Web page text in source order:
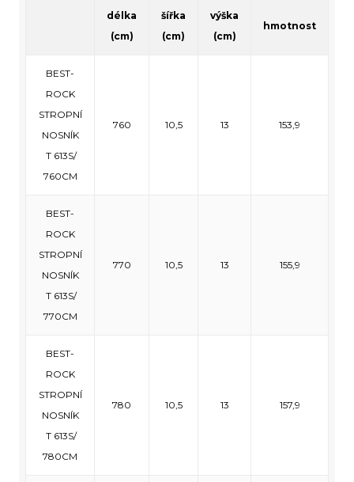
délka
(cm)
šířka
(cm)
výška
(cm)
hmotnost
BEST-
ROCK
STROPNÍ
NOSNÍK
T 613S/
760CM
760 10,5 13 153,9
BEST-
ROCK
STROPNÍ
NOSNÍK
T 613S/
770CM
770 10,5 13 155,9
BEST-
ROCK
STROPNÍ
NOSNÍK
T 613S/
780CM
780 10,5 13 157,9